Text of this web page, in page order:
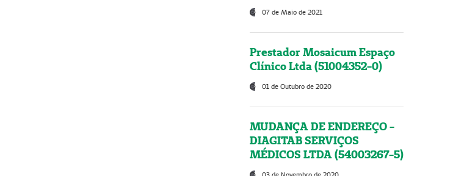
07 de Maio de 2021
Prestador Mosaicum Espaço
Clínico Ltda (51004352-0)
01 de Outubro de 2020
MUDANÇA DE ENDEREÇO -
DIAGITAB SERVIÇOS
MÉDICOS LTDA (54003267-5)